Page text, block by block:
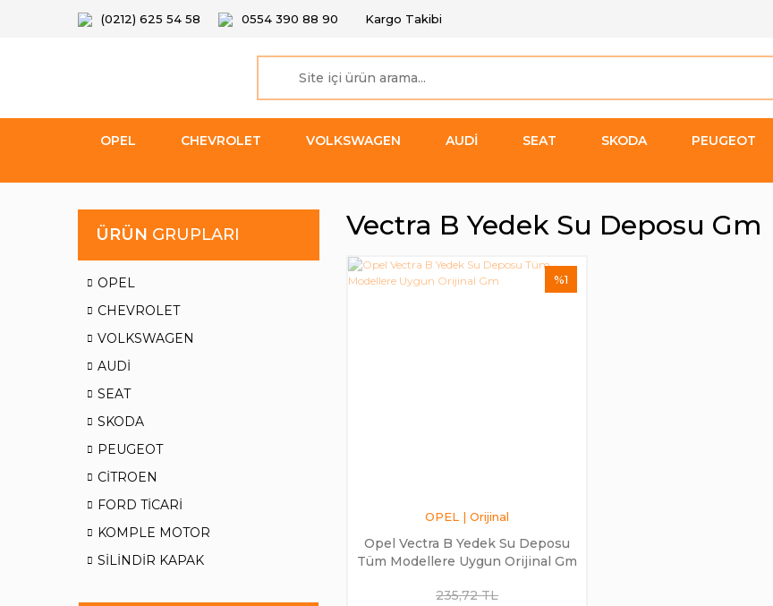
(0212) 625 54 58 0554 390 88 90 Kargo Takibi
OPEL CHEVROLET VOLKSWAGEN AUDİ SEAT SKODA PEUGEOT
ÜRÜN GRUPLARI
OPEL
CHEVROLET
VOLKSWAGEN
AUDİ
SEAT
SKODA
PEUGEOT
CİTROEN
FORD TİCARİ
KOMPLE MOTOR
SİLİNDİR KAPAK
Vectra B Yedek Su Deposu Gm
%1
OPEL | Orijinal
Opel Vectra B Yedek Su Deposu
Tüm Modellere Uygun Orijinal Gm
235,72 TL